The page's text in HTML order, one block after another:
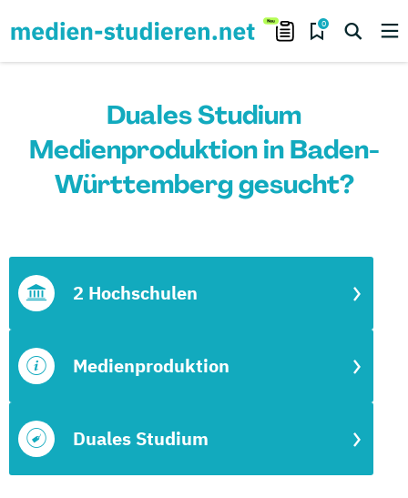
0
Duales Studium
Medienproduktion in Baden-
Württemberg gesucht?
Duales Studium
Medienproduktion
2 Hochschulen